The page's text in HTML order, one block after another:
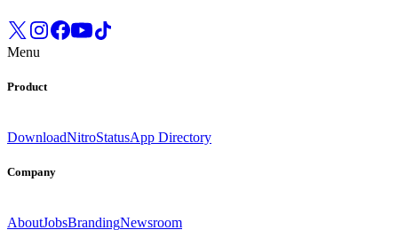
Menu
Product
DownloadNitroStatusApp Directory
Company
AboutJobsBrandingNewsroom